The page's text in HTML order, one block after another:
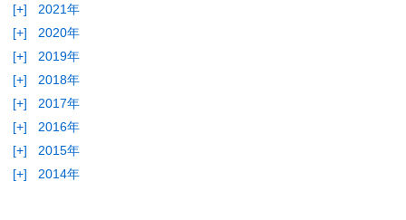
[+]
2021年
[+]
2020年
[+]
2019年
[+]
2018年
[+]
2017年
[+]
2016年
[+]
2015年
[+]
2014年